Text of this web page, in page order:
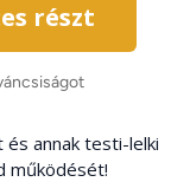
részt
annak testi-lelki
működését!